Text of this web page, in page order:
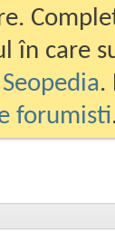
în care
.
forumisti